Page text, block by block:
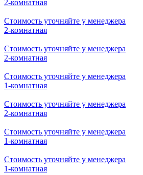
2-комнатная
Стоимость уточняйте у менеджера
2-комнатная
Стоимость уточняйте у менеджера
2-комнатная
Стоимость уточняйте у менеджера
1-комнатная
Стоимость уточняйте у менеджера
2-комнатная
Стоимость уточняйте у менеджера
1-комнатная
Стоимость уточняйте у менеджера
1-комнатная